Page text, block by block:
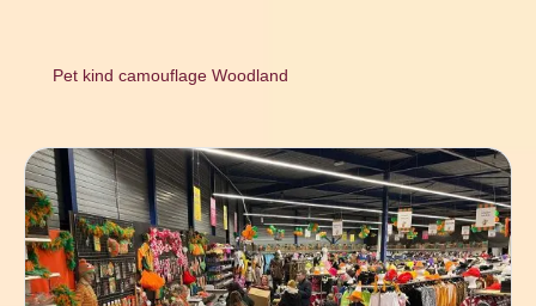
Pet kind camouflage Woodland